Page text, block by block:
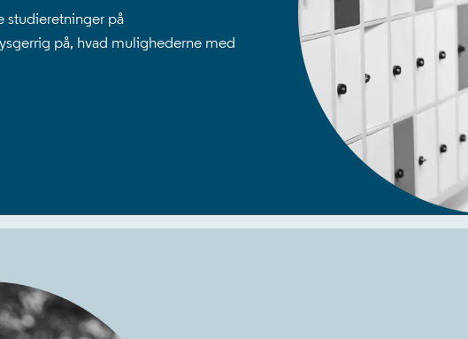
studieretninger på
på, hvad mulighederne med